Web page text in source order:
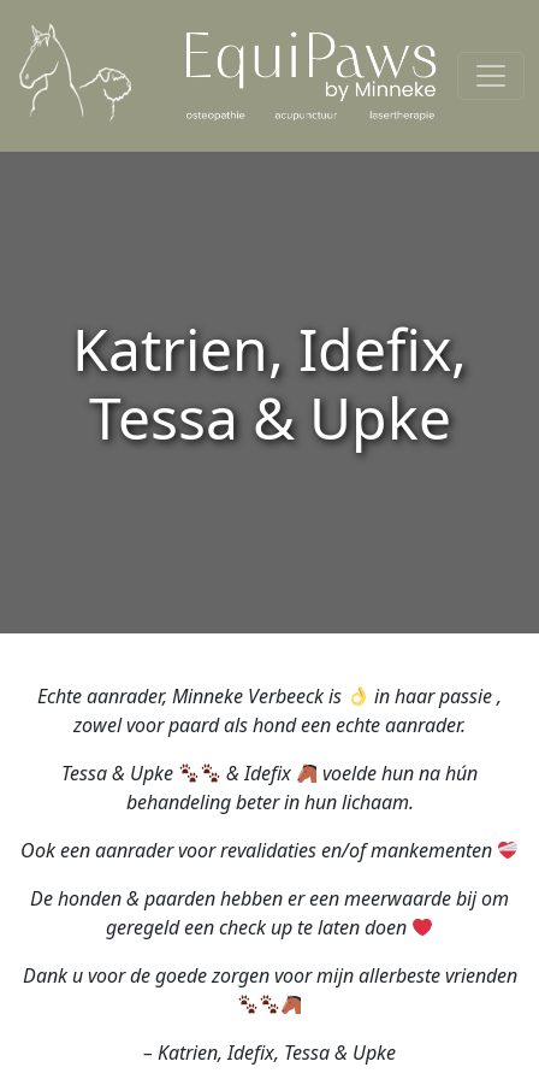
Hoofdnavigatie
Katrien, Idefix,
Tessa & Upke
Echte aanrader, Minneke Verbeeck is
in haar passie ,
zowel voor paard als hond een echte aanrader.
Tessa & Upke
& Idefix
voelde hun na hún
behandeling beter in hun lichaam.
Ook een aanrader voor revalidaties en/of mankementen
De honden & paarden hebben er een meerwaarde bij om
geregeld een check up te laten doen
Dank u voor de goede zorgen voor mijn allerbeste vrienden
– Katrien, Idefix, Tessa & Upke